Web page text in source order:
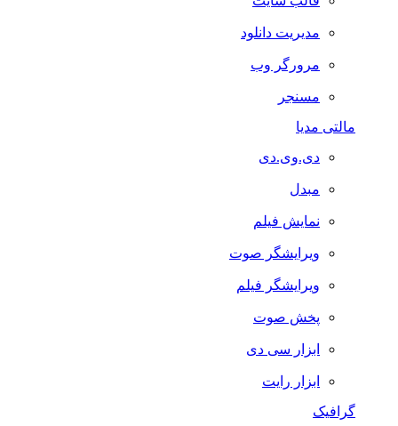
مدیریت دانلود
مرورگر وب
مسنجر
مالتی مدیا
دی.وی.دی
مبدل
نمایش فیلم
ویرایشگر صوت
ویرایشگر فیلم
پخش صوت
ابزار سی دی
ابزار رایت
گرافیک